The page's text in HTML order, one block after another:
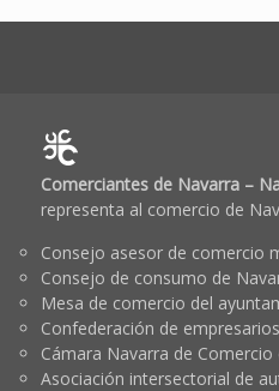
Comerciantes de Navarra –
representa al comercio de
Consejo asesor de comercio
Consejo de consumo de
Mesa de comercio del
Confederación de
Cámara Navarra de Comercio
Asociación intersectorial de